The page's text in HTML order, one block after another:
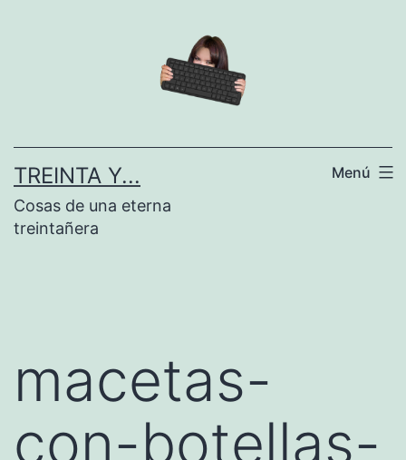
TREINTA Y...
Cosas de una eterna
treintañera
Menú
macetas-
con-botellas-